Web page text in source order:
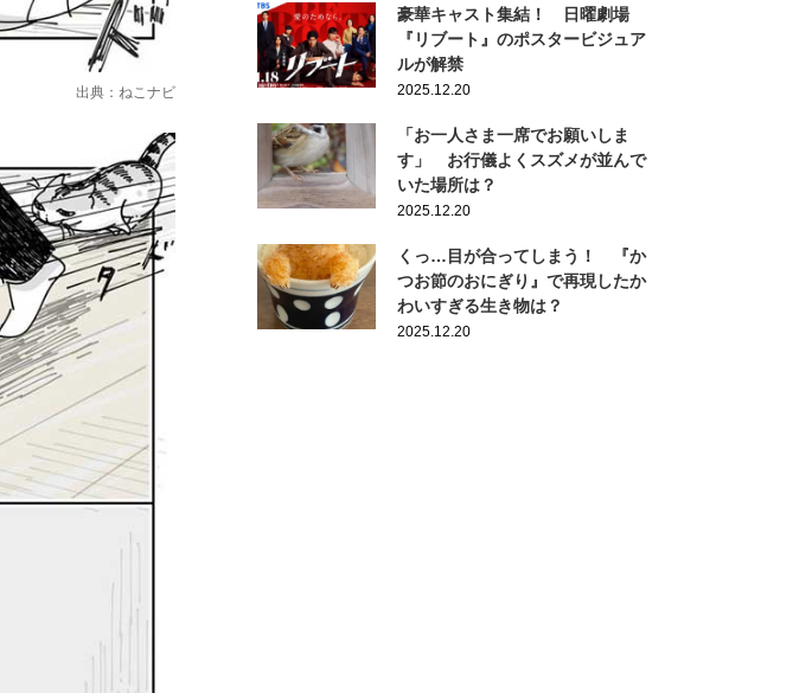
出典： ねこナビ
豪華キャスト集結！ 日曜劇場
『リブート』のポスタービジュア
ルが解禁
2025.12.20
「お一人さま一席でお願いしま
す」 お行儀よくスズメが並んで
いた場所は？
2025.12.20
くっ…目が合ってしまう！ 『か
つお節のおにぎり』で再現したか
わいすぎる生き物は？
2025.12.20